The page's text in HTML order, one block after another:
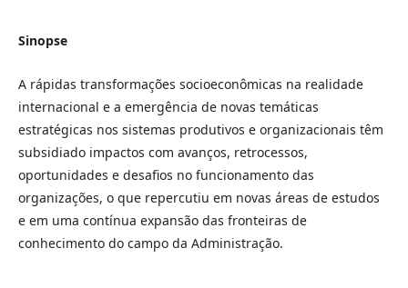
Sinopse
A rápidas transformações socioeconômicas na realidade
internacional e a emergência de novas temáticas
estratégicas nos sistemas produtivos e organizacionais têm
subsidiado impactos com avanços, retrocessos,
oportunidades e desafios no funcionamento das
organizações, o que repercutiu em novas áreas de estudos
e em uma contínua expansão das fronteiras de
conhecimento do campo da Administração.